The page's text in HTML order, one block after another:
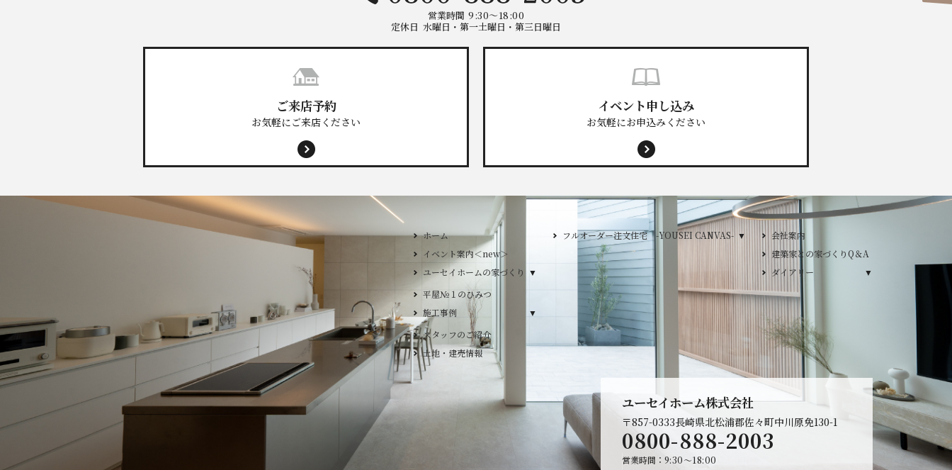
営業時間 9:30～18:00
定休日 水曜日・第一土曜日・第三日曜日
ご来店予約
お気軽にご来店ください
イベント申し込み
お気軽にお申込みください
ホーム
イベント案内＜new＞
ユーセイホームの家づくり
ユーセイホームの家づくり
構造
平屋№１のひみつ
施工事例
デザイン
平屋
EDGE -エッジ-
スタッフのご紹介
土地・建売情報
フルオーダー注文住宅 -YOUSEI CANVAS- フルオーダー注文住宅 -YOUSEI CANVAS-
会社案内
建築家との家づくりQ＆A
ダイアリー
ダイアリー
2026年
2025年
2024年
ユーセイホーム株式会社
〒857-0333長崎県北松浦郡佐々町中川原免130-1
0800-888-2003
営業時間 9:30～18:00